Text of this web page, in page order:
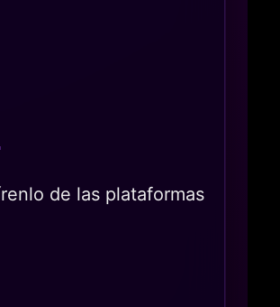
de las plataformas